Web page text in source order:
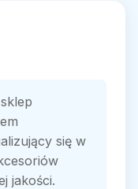
się w
jakości.